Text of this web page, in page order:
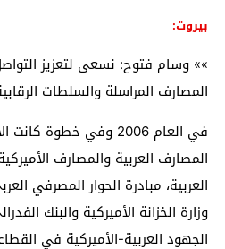
بيروت:
»» وسام فتوح: نسعى لتعزيز
المصارف المراسلة والسلطات
في العام 2006 وفي خطوة
المصارف العربية والمصارف
العربية، مبادرة الحوار المصرفي
وزارة الخزانة الأميركية والبنك
الجهود العربية-الأميركية في